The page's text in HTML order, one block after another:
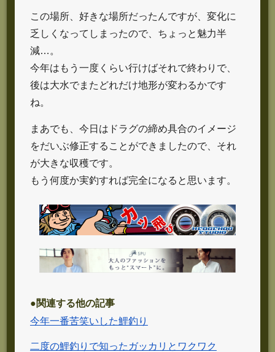
この場所、好きな場所だったんですが、変化に
乏しくなってしまったので、ちょっと魅力半
減…。
今年はもう一度くらい行けばそれで終わりで、
後は大水でまたどれだけ地形が変わるかです
ね。
まあでも、今日はドラグの締め具合のイメージ
をだいぶ修正することができましたので、それ
が大きな収穫です。
もう何度か実釣すれば完全になると思います。
●関連する他の記事
今年一番苦笑いした鯉釣り
二度の鯉釣りで知ったガッカリとワクワク